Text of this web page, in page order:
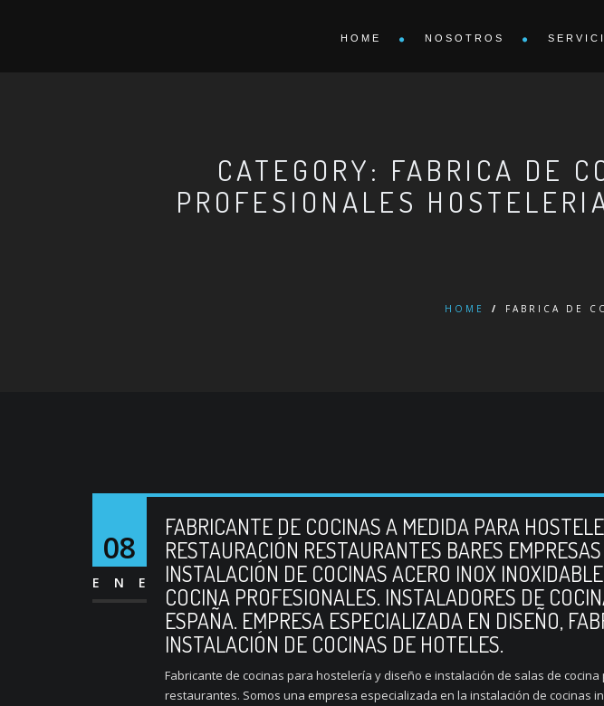
HOME NOSOTROS
CATEGORY: FABRICA DE
PROFESIONALES
HOME / FABRICA DE
08
ENE
FABRICANTE DE COCINAS A MEDIDA PARA
RESTAURACIÓN RESTAURANTES BARES
INSTALACIÓN DE COCINAS ACERO INOX
COCINA PROFESIONALES. INSTALADORES DE
ESPAÑA. EMPRESA ESPECIALIZADA EN DISEÑO,
INSTALACIÓN DE COCINAS DE HOTELES.
Fabricante de cocinas para hostelería y diseño e instalación de salas de
restaurantes. Somos una empresa especializada en la instalación de cocinas